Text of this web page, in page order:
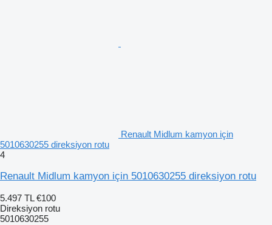
Renault Midlum kamyon için
5010630255 direksiyon rotu
4
Renault Midlum kamyon için 5010630255 direksiyon rotu
5.497 TL €100
Direksiyon rotu
5010630255